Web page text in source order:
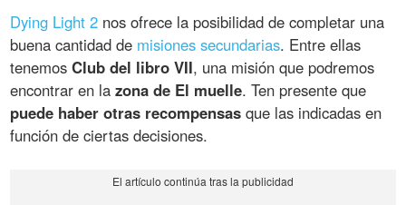
Dying Light 2 nos ofrece la posibilidad de completar una
buena cantidad de misiones secundarias. Entre ellas
tenemosClub del libro VII, una misión que podremos
encontrar en lazona de El muelle. Ten presente que
puede haber otras recompensas que las indicadas en
función de ciertas decisiones.